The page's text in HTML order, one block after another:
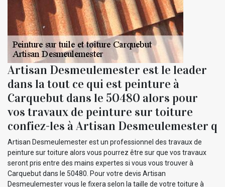
Artisan Desmeulemester est le leader
dans la tout ce qui est peinture à
Carquebut dans le 50480 alors pour
vos travaux de peinture sur toiture
confiez-les à Artisan Desmeulemester q
Artisan Desmeulemester est un professionnel des travaux de
peinture sur toiture alors vous pourrez être sur que vos travaux
seront pris entre des mains expertes si vous vous trouver à
Carquebut dans le 50480. Pour votre devis Artisan
Desmeulemester vous le fixera selon la taille de votre toiture à